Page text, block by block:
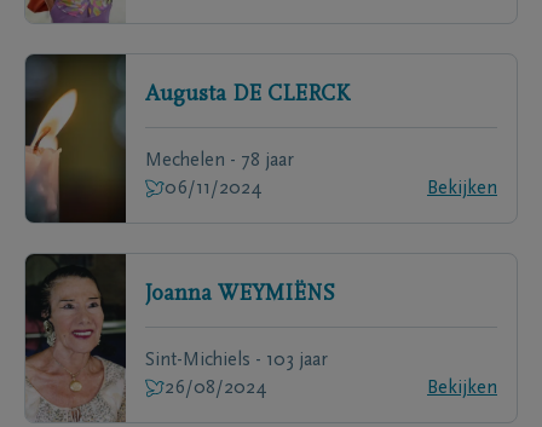
Augusta DE CLERCK
Mechelen - 78 jaar
06/11/2024
Bekijken
Joanna WEYMIËNS
Sint-Michiels - 103 jaar
26/08/2024
Bekijken